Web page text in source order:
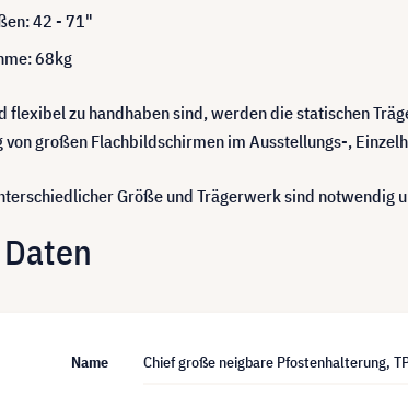
42 - 71"
68kg
flexibel zu handhaben sind, werden die statischen
großen Flachbildschirmen im Ausstellungs-,
Größe und Trägerwerk sind notwendig
Name Chief große neigbare Pfostenhalterung,